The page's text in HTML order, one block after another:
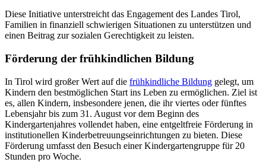
Diese Initiative unterstreicht das Engagement des Landes Tirol,
Familien in finanziell schwierigen Situationen zu unterstützen und
einen Beitrag zur sozialen Gerechtigkeit zu leisten.
Förderung der frühkindlichen Bildung
In Tirol wird großer Wert auf die frühkindliche Bildung gelegt, um
Kindern den bestmöglichen Start ins Leben zu ermöglichen. Ziel ist
es, allen Kindern, insbesondere jenen, die ihr viertes oder fünftes
Lebensjahr bis zum 31. August vor dem Beginn des
Kindergartenjahres vollendet haben, eine entgeltfreie Förderung in
institutionellen Kinderbetreuungseinrichtungen zu bieten. Diese
Förderung umfasst den Besuch einer Kindergartengruppe für 20
Stunden pro Woche.